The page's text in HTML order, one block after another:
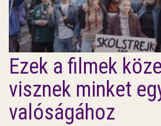
Ezek a filmek
visznek minket
valóságához